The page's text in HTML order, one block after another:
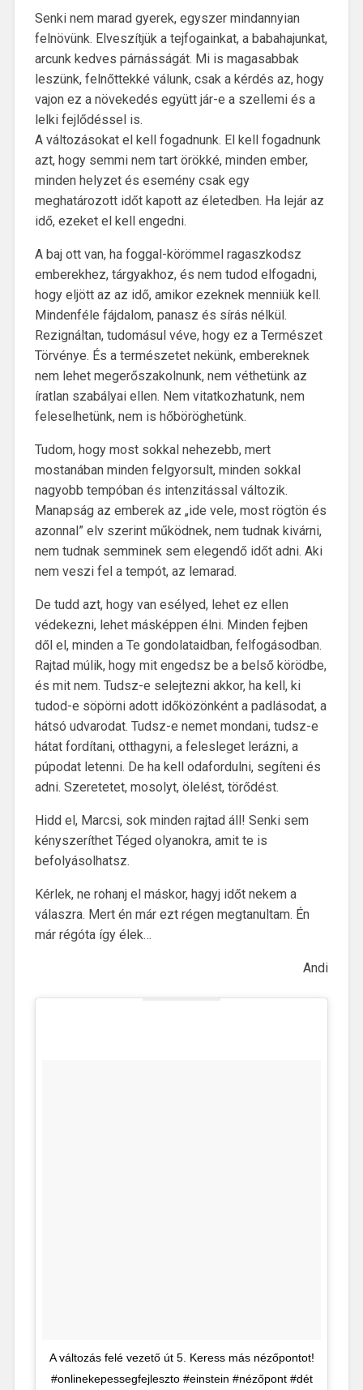
Senki nem marad gyerek, egyszer mindannyian
felnövünk. Elveszítjük a tejfogainkat, a babahajunkat,
arcunk kedves párnásságát. Mi is magasabbak
leszünk, felnőttekké válunk, csak a kérdés az, hogy
vajon ez a növekedés együtt jár-e a szellemi és a
lelki fejlődéssel is.
A változásokat el kell fogadnunk. El kell fogadnunk
azt, hogy semmi nem tart örökké, minden ember,
minden helyzet és esemény csak egy
meghatározott időt kapott az életedben. Ha lejár az
idő, ezeket el kell engedni.
A baj ott van, ha foggal-körömmel ragaszkodsz
emberekhez, tárgyakhoz, és nem tudod elfogadni,
hogy eljött az az idő, amikor ezeknek menniük kell.
Mindenféle fájdalom, panasz és sírás nélkül.
Rezignáltan, tudomásul véve, hogy ez a Természet
Törvénye. És a természetet nekünk, embereknek
nem lehet megerőszakolnunk, nem véthetünk az
íratlan szabályai ellen. Nem vitatkozhatunk, nem
feleselhetünk, nem is hőböröghetünk.
Tudom, hogy most sokkal nehezebb, mert
mostanában minden felgyorsult, minden sokkal
nagyobb tempóban és intenzitással változik.
Manapság az emberek az „ide vele, most rögtön és
azonnal” elv szerint működnek, nem tudnak kivárni,
nem tudnak semminek sem elegendő időt adni. Aki
nem veszi fel a tempót, az lemarad.
De tudd azt, hogy van esélyed, lehet ez ellen
védekezni, lehet másképpen élni. Minden fejben
dől el, minden a Te gondolataidban, felfogásodban.
Rajtad múlik, hogy mit engedsz be a belső körödbe,
és mit nem. Tudsz-e selejtezni akkor, ha kell, ki
tudod-e söpörni adott időközönként a padlásodat, a
hátsó udvarodat. Tudsz-e nemet mondani, tudsz-e
hátat fordítani, otthagyni, a felesleget lerázni, a
púpodat letenni. De ha kell odafordulni, segíteni és
adni. Szeretetet, mosolyt, ölelést, törődést.
Hidd el, Marcsi, sok minden rajtad áll! Senki sem
kényszeríthet Téged olyanokra, amit te is
befolyásolhatsz.
Kérlek, ne rohanj el máskor, hagyj időt nekem a
válaszra. Mert én már ezt régen megtanultam. Én
már régóta így élek…
Andi
A változás felé vezető út 5. Keress más nézőpontot!
#onlinekepessegfejleszto #einstein #nézőpont #dét